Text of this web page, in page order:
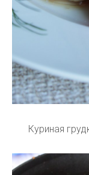
Куриная